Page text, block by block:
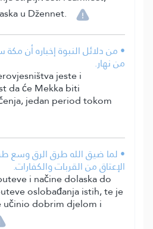
u Džennet.
• من دلائل النبوة إخباره أن
من نهار.
jeste i
da će Mekka biti
jedan period tokom
• لما ضيق الله طرق الرق وسع
الإعتاق من القربات والكفارات.
i načine dolaska do
oslobađanja istih, te je
učinio dobrim djelom i